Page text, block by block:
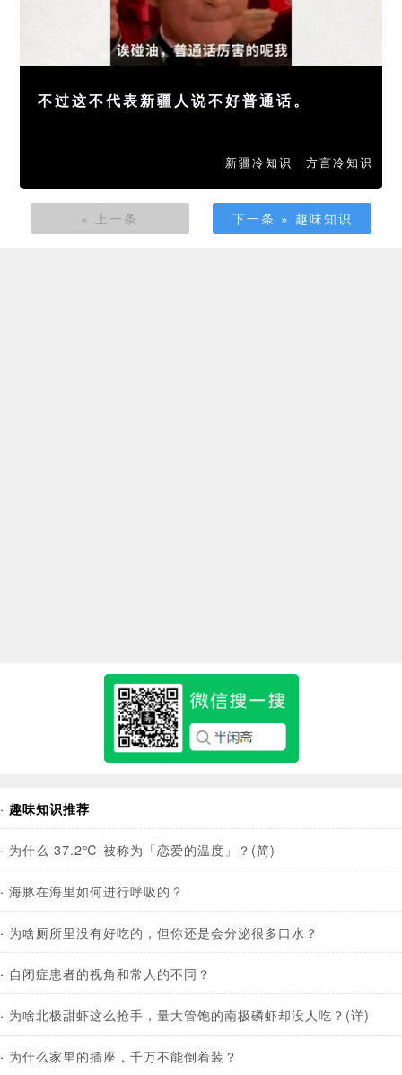
不过这不代表新疆人说不好普通话。
新疆冷知识 方言冷知识
« 上一条 下一条 » 趣味知识
· 趣味知识推荐
· 为什么 37.2℃ 被称为「恋爱的温度」？(简)
· 海豚在海里如何进行呼吸的？
· 为啥厕所里没有好吃的，但你还是会分泌很多口水？
· 自闭症患者的视角和常人的不同？
· 为啥北极甜虾这么抢手，量大管饱的南极磷虾却没人吃？(详)
· 为什么家里的插座，千万不能倒着装？